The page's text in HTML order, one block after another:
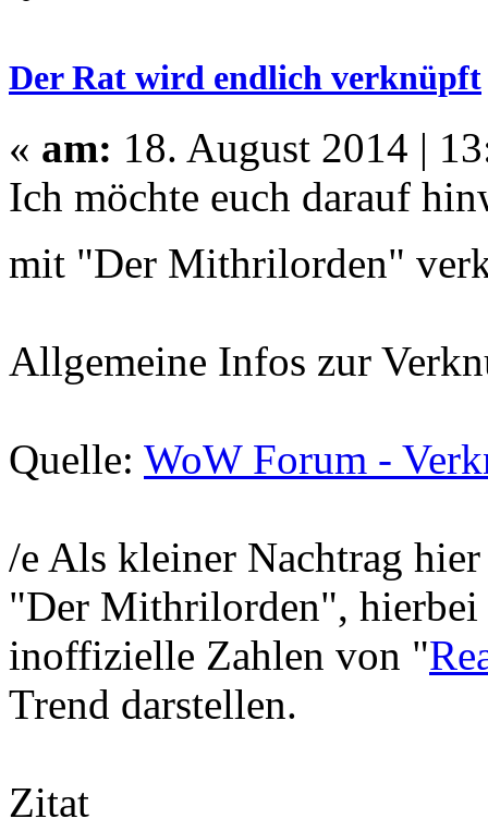
Der Rat wird endlich verknüpft
« am: 18. August 2014 |
Ich möchte euch darauf
mit "Der Mithrilorden"
Allgemeine Infos zur
Quelle: WoW Forum -
/e Als kleiner Nachtrag
"Der Mithrilorden", hierbei
inoffizielle Zahlen von "
Trend darstellen.
Zitat